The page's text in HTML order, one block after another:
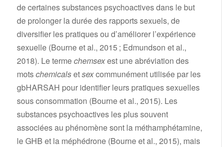
de certaines substances psychoactives dans le but
de prolonger la durée des rapports sexuels, de
diversifier les pratiques ou d’améliorer l’expérience
sexuelle (Bourne et al., 2015 ; Edmundson et al.,
2018). Le termechemsexest une abréviation des
motschemicalsetsexcommunément utilisée par les
gbHARSAH pour identifier leurs pratiques sexuelles
sous consommation (Bourne et al., 2015). Les
substances psychoactives les plus souvent
associées au phénomène sont la méthamphétamine,
le GHB et la méphédrone (Bourne et al., 2015), mais